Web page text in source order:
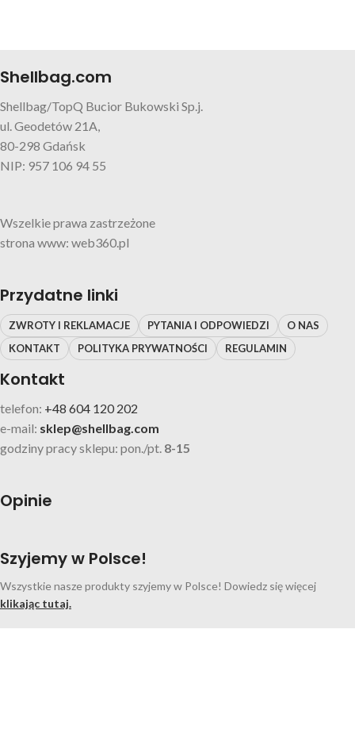
Shellbag.com
Shellbag/TopQ Bucior Bukowski Sp.j.
ul. Geodetów 21A,
80-298 Gdańsk
NIP: 957 106 94 55
Wszelkie prawa zastrzeżone
strona www: web360.pl
Przydatne linki
ZWROTY I REKLAMACJE PYTANIA I ODPOWIEDZI
O NAS
KONTAKT
POLITYKA PRYWATNOŚCI REGULAMIN
Kontakt
telefon: +48 604 120 202
e-mail: sklep@shellbag.com
godziny pracy sklepu: pon./pt. 8-15
Opinie
Szyjemy w Polsce!
Wszystkie nasze produkty szyjemy w Polsce! Dowiedz się więcej
klikając tutaj.